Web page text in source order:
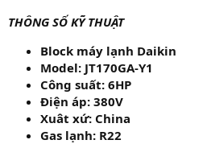
THÔNG SỐ KỸ THUẬT
Block máy lạnh Daikin
Model: JT170GA-Y1
Công suất: 6HP
Điện áp: 380V
Xuât xứ: China
Gas lạnh: R22